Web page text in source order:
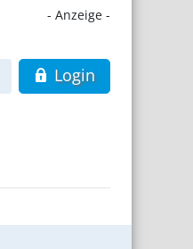
- Anzeige -
Login